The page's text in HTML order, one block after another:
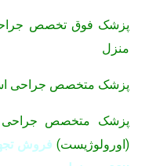
پزشک فوق تخصص
منزل
پزشک متخصص جراحی
پزشک متخصص جراحی
(اورولوژیست)